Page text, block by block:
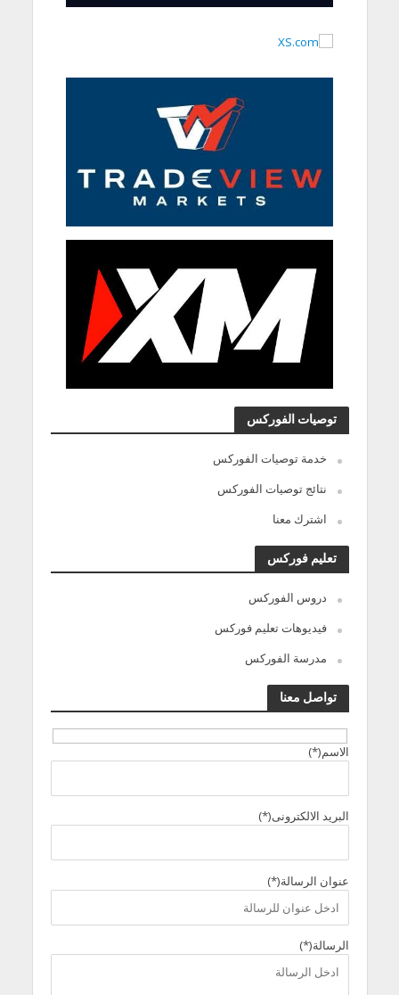
توصيات الفوركس
خدمة توصيات الفوركس
نتائج توصيات الفوركس
اشترك معنا
تعليم فوركس
دروس الفوركس
فيديوهات تعليم فوركس
مدرسة الفوركس
تواصل معنا
الاسم(*)
البريد الالكترونى(*)
عنوان الرسالة(*)
الرسالة(*)